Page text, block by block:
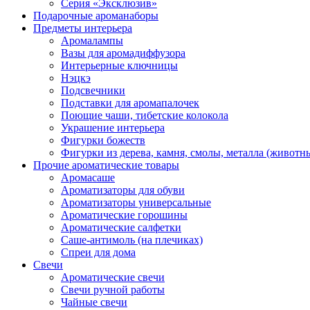
Серия «Эксклюзив»
Подарочные ароманаборы
Предметы интерьера
Аромалампы
Вазы для аромадиффузора
Интерьерные ключницы
Нэцкэ
Подсвечники
Подставки для аромапалочек
Поющие чаши, тибетские колокола
Украшение интерьера
Фигурки божеств
Фигурки из дерева, камня, смолы, металла
Прочие ароматические товары
Аромасаше
Ароматизаторы для обуви
Ароматизаторы универсальные
Ароматические горошины
Ароматические салфетки
Саше-антимоль (на плечиках)
Спреи для дома
Свечи
Ароматические свечи
Свечи ручной работы
Чайные свечи